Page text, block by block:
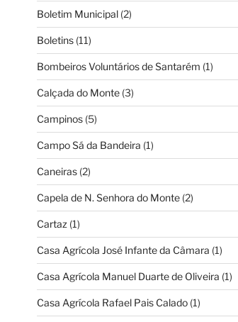
Boletim Municipal(2)
Boletins(11)
Bombeiros Voluntários de Santarém (1)
Calçada do Monte(3)
Campinos(5)
Campo Sá da Bandeira (1)
Caneiras(2)
Capela de N. Senhora do Monte(2)
Cartaz (1)
Casa Agrícola José Infante da Câmara (1)
Casa Agrícola Manuel Duarte de Oliveira (1)
Casa Agrícola Rafael Pais Calado(1)